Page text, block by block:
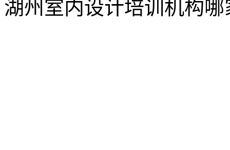
湖州室内设计培训机构哪